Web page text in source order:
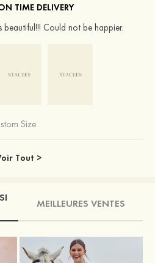
TIME DELIVERY
beautiful!!! Could not be happier.
Size
Tout >
MEILLEURES VENTES